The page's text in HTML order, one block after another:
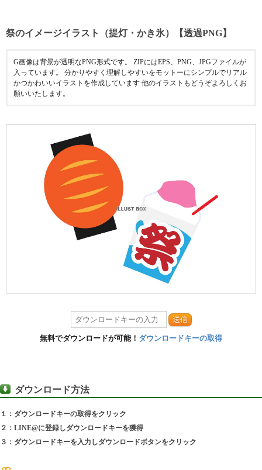
祭のイメージイラスト（提灯・かき氷）【透過PNG】
G画像は背景が透明なPNG形式です。 ZIPにはEPS、PNG、JPGファイルが
入っています。 分かりやすく理解しやすいをモットーにシンプルでリアル
かつかわいいイラストを作成しています 他のイラストもどうぞよろしくお
願いいたします。
送信
無料でダウンロードが可能！ ダウンロードキーの取得
ダウンロード方法
１：ダウンロードキーの取得をクリック
２：LINE@に登録しダウンロードキーを獲得
３：ダウンロードキーを入力しダウンロードボタンをクリック